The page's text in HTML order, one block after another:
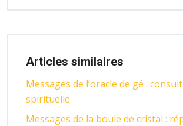
Articles similaires
Messages de l’oracle de gé :
spirituelle
Messages de la boule de cristal :